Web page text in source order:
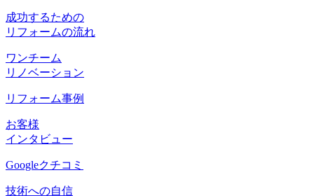
成功するための
リフォームの流れ
ワンチーム
リノベーション
リフォーム事例
お客様
インタビュー
Googleクチコミ
技術への自信